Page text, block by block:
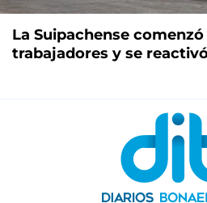
La Suipachense
trabajadores y se